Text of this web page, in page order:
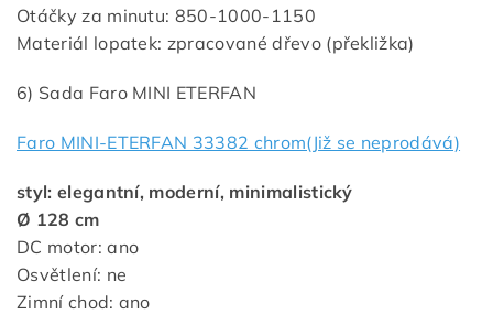
Otáčky za minutu: 850-1000-1150
Materiál lopatek: zpracované dřevo (překližka)
6) Sada Faro MINI ETERFAN
Faro MINI-ETERFAN 33382 chrom(Již se neprodává)
styl: elegantní, moderní, minimalistický
Ø 128 cm
DC motor: ano
Osvětlení: ne
Zimní chod: ano